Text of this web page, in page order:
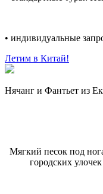
• индивидуальные
Летим в Китай!
Нячанг и Фантьет из
Мягкий песок под
городских